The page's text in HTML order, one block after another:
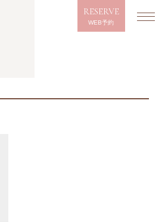
RESERVE
WEB予約